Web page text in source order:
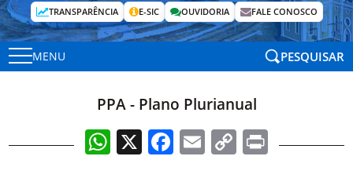
TRANSPARÊNCIA E-SIC OUVIDORIA FALE CONOSCO
MENU PESQUISAR
PPA - Plano Plurianual
WhatsApp
X Facebook
EmailCopyPrint